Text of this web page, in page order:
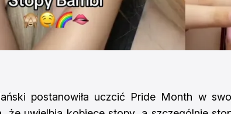
postanowiła uczcić Pride Month w